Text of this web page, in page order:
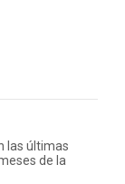
las últimas
de la